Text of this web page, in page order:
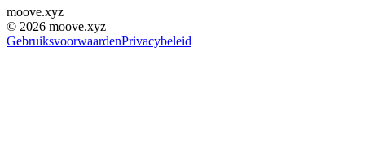
moove.xyz
© 2026 moove.xyz
GebruiksvoorwaardenPrivacybeleid